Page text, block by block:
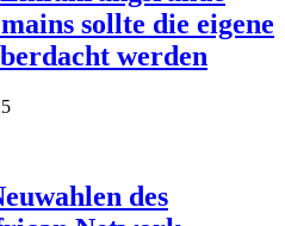
sollte die eigene
werden
des